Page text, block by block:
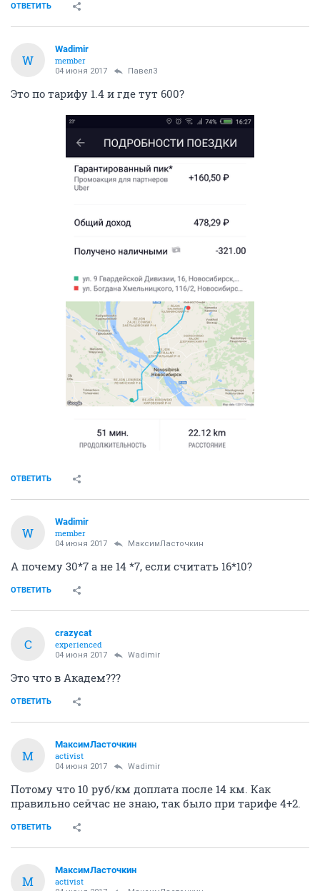
ОТВЕТИТЬ
W
Wadimir
member
04 июня 2017 Павел3
Это по тарифу 1.4 и где тут 600?
ОТВЕТИТЬ
W
Wadimir
member
04 июня 2017 МаксимЛасточкин
А почему 30*7 а не 14 *7, если считать 16*10?
ОТВЕТИТЬ
C
crazycat
experienced
04 июня 2017 Wadimir
Это что в Академ???
ОТВЕТИТЬ
М
МаксимЛасточкин
activist
04 июня 2017 Wadimir
Потому что 10 руб/км доплата после 14 км. Как
правильно сейчас не знаю, так было при тарифе 4+2.
ОТВЕТИТЬ
М
МаксимЛасточкин
activist